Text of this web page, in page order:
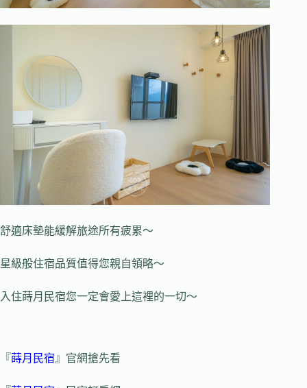
舒適床墊能緩解旅途所有疲累～
星級般住宿品質值得您親自領略～
入住蒔月民宿您一定會愛上這裡的一切～
『蒔月民宿 』官網搶先看